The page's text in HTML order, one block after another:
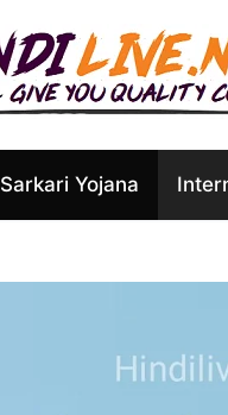
Sarkari Yojana